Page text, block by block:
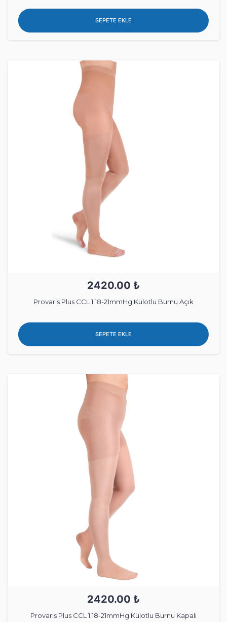
SEPETE EKLE
2420.00 ₺
Provaris Plus CCL 1 18-21mmHg Külotlu Burnu Açık
SEPETE EKLE
2420.00 ₺
Provaris Plus CCL 1 18-21mmHg Külotlu Burnu Kapalı